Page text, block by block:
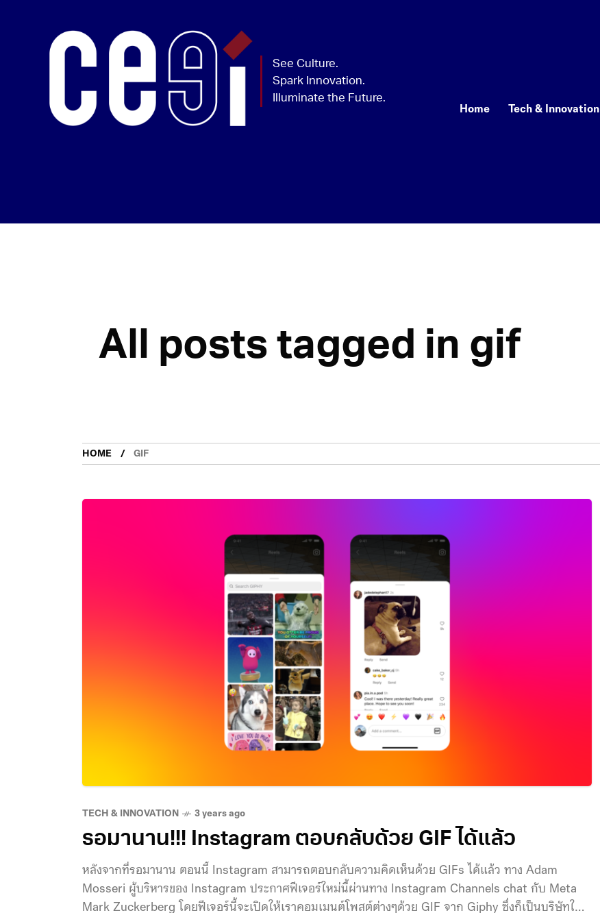
Home Tech & Innovation
All posts tagged in gif
HOME GIF
TECH & INNOVATION 3 years ago
รอมานาน!!! Instagram ตอบกลับด้วย GIF ได้แล้ว
หลังจากที่รอมานาน ตอนนี้ Instagram สามารถตอบกลับความคิดเห็นด้วย GIFs ได้แล้ว ทาง Adam
Mosseri ผู้บริหารของ Instagram ประกาศฟีเจอร์ใหม่นี้ผ่านทาง Instagram Channels chat กับ Meta
Mark Zuckerberg โดยฟีเจอร์นี้จะเปิดให้เราคอมเมนต์โพสต์ต่างๆด้วย GIF จาก Giphy ซึ่งก็เป็นบริษัทใน